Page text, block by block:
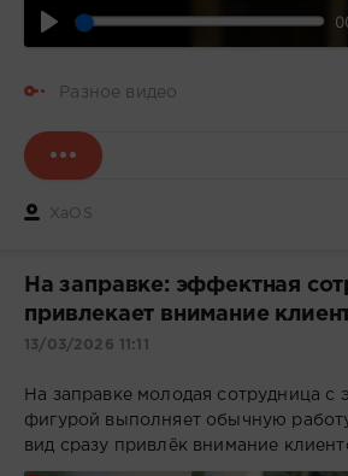
Разное видео
XaOS
На заправке: эффектная
привлекает внимание
13/03/2026 11:11
На заправке молодая сотрудница с
фигурой выполняет обычную
вид сразу привлёк внимание